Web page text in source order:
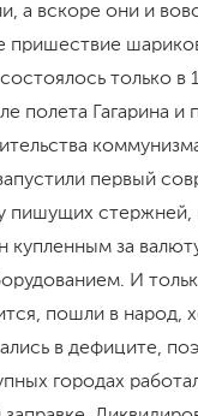
а вскоре они и
пришествие
только в
полета Гагарина и
первый
пишущих
купленным за
И
пошли в народ,
в дефиците,
городах